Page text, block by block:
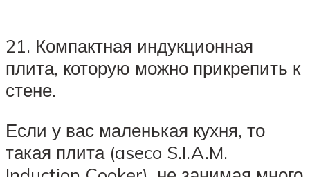
21. Компактная индукционная
плита, которую можно прикрепить к
стене.
Если у вас маленькая кухня, то
такая плита (aseco S.I.A.M.